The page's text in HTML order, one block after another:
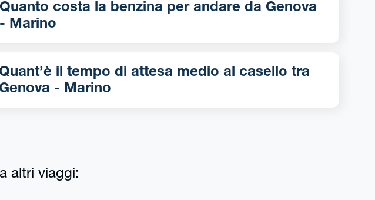
Quanto costa la benzina per andare da Genova
- Marino
Quant’è il tempo di attesa medio al casello tra
Genova - Marino
altri viaggi: